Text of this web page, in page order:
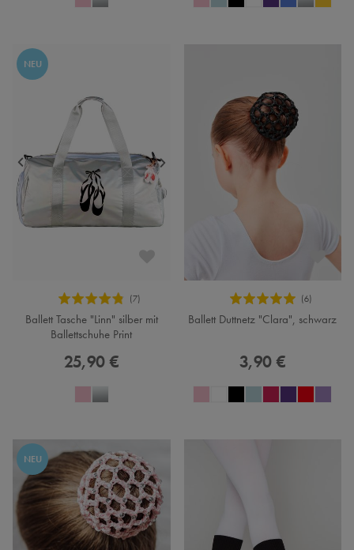
NEU
Ballett Tasche "Linn" silber mit
Ballettschuhe Print
25,90 €
Ballett Duttnetz "Clara", schwarz
3,90 €
NEU